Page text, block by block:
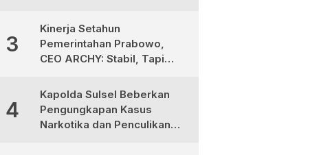
3
Kinerja Setahun
Pemerintahan Prabowo,
CEO ARCHY: Stabil, Tapi
4
Kapolda Sulsel Beberkan
Pengungkapan Kasus
Narkotika dan Penculikan